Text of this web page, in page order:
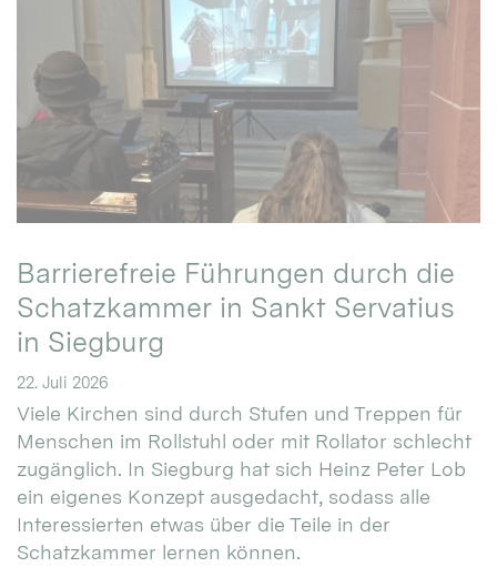
Barrierefreie Führungen durch die
Schatzkammer in Sankt Servatius
in Siegburg
22. Juli 2026
Viele Kirchen sind durch Stufen und Treppen für
Menschen im Rollstuhl oder mit Rollator schlecht
zugänglich. In Siegburg hat sich Heinz Peter Lob
ein eigenes Konzept ausgedacht, sodass alle
Interessierten etwas über die Teile in der
Schatzkammer lernen können.